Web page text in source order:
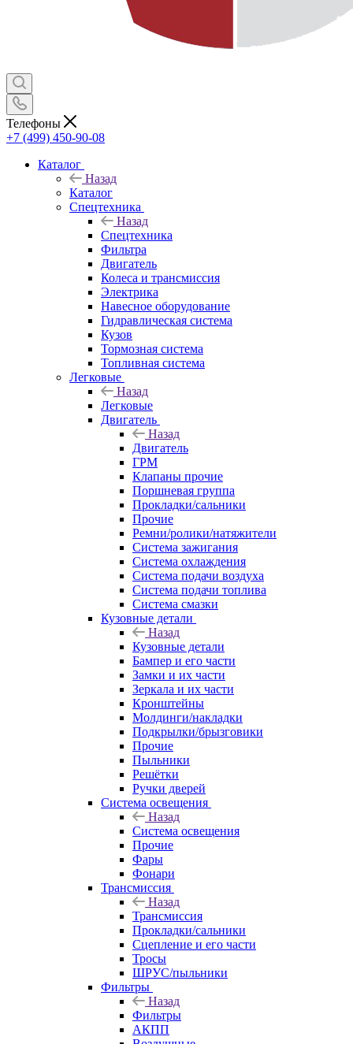
Телефоны
+7 (499) 450-90-08
Каталог
Назад
Каталог
Спецтехника
Назад
Спецтехника
Фильтра
Двигатель
Колеса и трансмиссия
Электрика
Навесное оборудование
Гидравлическая система
Кузов
Тормозная система
Топливная система
Легковые
Назад
Легковые
Двигатель
Назад
Двигатель
ГРМ
Клапаны прочие
Поршневая группа
Прокладки/сальники
Прочие
Ремни/ролики/натяжители
Система зажигания
Система охлаждения
Система подачи воздуха
Система подачи топлива
Система смазки
Кузовные детали
Назад
Кузовные детали
Бампер и его части
Замки и их части
Зеркала и их части
Кронштейны
Молдинги/накладки
Подкрылки/брызговики
Прочие
Пыльники
Решётки
Ручки дверей
Система освещения
Назад
Система освещения
Прочие
Фары
Фонари
Трансмиссия
Назад
Трансмиссия
Прокладки/сальники
Сцепление и его части
Тросы
ШРУС/пыльники
Фильтры
Назад
Фильтры
АКПП